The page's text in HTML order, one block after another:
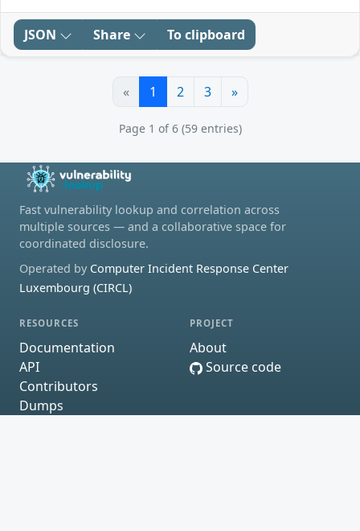
JSON Share To clipboard
« 1 2 3 »
Page 1 of 6 (59 entries)
Fast vulnerability lookup and correlation across
multiple sources — and a collaborative space for
coordinated disclosure.
Operated by Computer Incident Response Center
Luxembourg (CIRCL)
RESOURCES
Documentation
API
Contributors
Dumps
PROJECT
About
Source code